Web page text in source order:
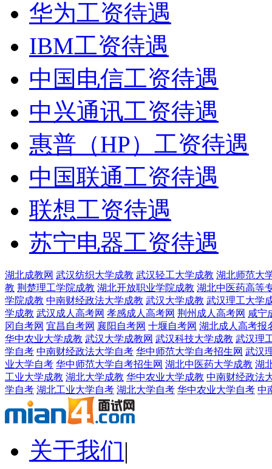
华为工资待遇
IBM工资待遇
中国电信工资待遇
中兴通讯工资待遇
惠普（HP）工资待遇
中国联通工资待遇
联想工资待遇
苏宁电器工资待遇
湖北成教网 武汉纺织大学成教 武汉轻工大学成教 湖北师范大
教 荆楚理工学院成教 湖北开放职业学院成教 湖北中医药高等
学院成教 中南财经政法大学成教 武汉大学成教 武汉理工大学
学成教 武汉成人高考网 孝感成人高考网 荆州成人高考网 咸宁
冈自考网 宜昌自考网 襄阳自考网 十堰自考网 湖北成人高考报
华中农业大学成教 武汉大学成教网 武汉科技大学成教 武汉理
学自考 中南财经政法大学自考 华中师范大学自考招生网 武汉
业大学自考 华中师范大学自考招生网 湖北中医药大学成教 湖
工业大学成教 湖北大学成教 华中农业大学成教 中南财经政法
学自考 湖北工业大学自考 湖北大学自考 华中农业大学自考 中
关于我们|